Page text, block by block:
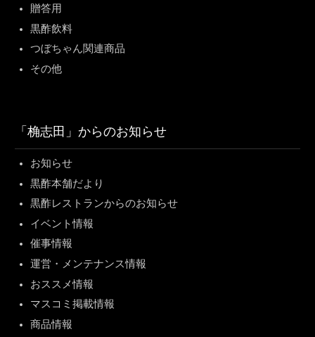
贈答用
黒酢飲料
つぼちゃん関連商品
その他
「桷志田」からのお知らせ
お知らせ
黒酢本舗だより
黒酢レストランからのお知らせ
イベント情報
催事情報
運営・メンテナンス情報
おススメ情報
マスコミ掲載情報
商品情報